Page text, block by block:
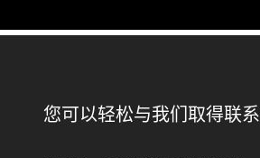
您可以轻松与我们取得联系